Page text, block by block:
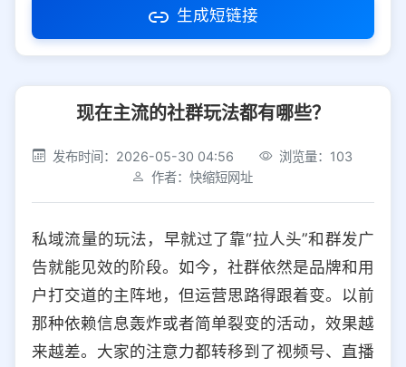
访问密码
社交平台 电商平台
选择防红平台类型，避免链接被拦截
iOS Android PC 其他
选择允许访问的平台类型
生成短链接
现在主流的社群玩法都有哪些？
发布时间：2026-05-30 04:56
浏览量：103
作者：快缩短网址
私域流量的玩法，早就过了靠“拉人头”和群发广
告就能见效的阶段。如今，社群依然是品牌和用
户打交道的主阵地，但运营思路得跟着变。以前
那种依赖信息轰炸或者简单裂变的活动，效果越
来越差。大家的注意力都转移到了视频号、直播